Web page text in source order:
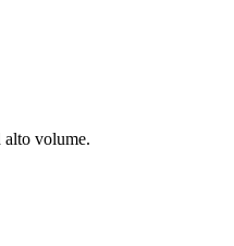
alto volume.